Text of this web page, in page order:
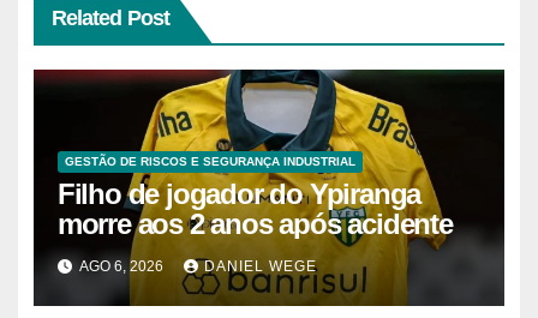
Related Post
GESTÃO DE RISCOS E SEGURANÇA INDUSTRIAL
Filho de jogador do Ypiranga
morre aos 2 anos após acidente
AGO 6, 2026 DANIEL WEGE